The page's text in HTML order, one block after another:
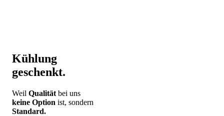
Kühlung
geschenkt.
Weil Qualität bei uns
keine Option ist, sondern
Standard.